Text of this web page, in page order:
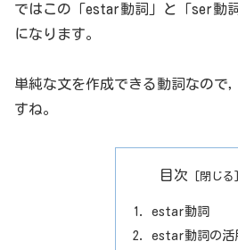
ではこの「estar動詞」と「ser動
になります。
単純な文を作成できる動詞なので
すね。
目次
estar動詞
estar動詞の活